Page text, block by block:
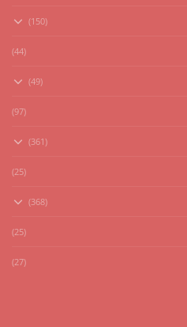
(150)
(44)
(49)
(97)
(361)
(25)
(368)
(25)
(27)